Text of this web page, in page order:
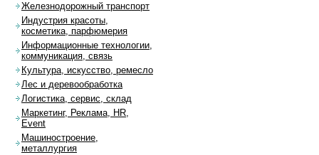
Железнодорожный транспорт
Индустрия красоты,
косметика, парфюмерия
Информационные технологии,
коммуникация, связь
Культура, искусство, ремесло
Лес и деревообработка
Логистика, сервис, склад
Маркетинг, Реклама, HR,
Event
Машиностроение,
металлургия